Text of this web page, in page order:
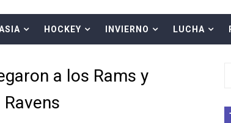
HOCKEY INVIERNO LUCHA
a los Rams y